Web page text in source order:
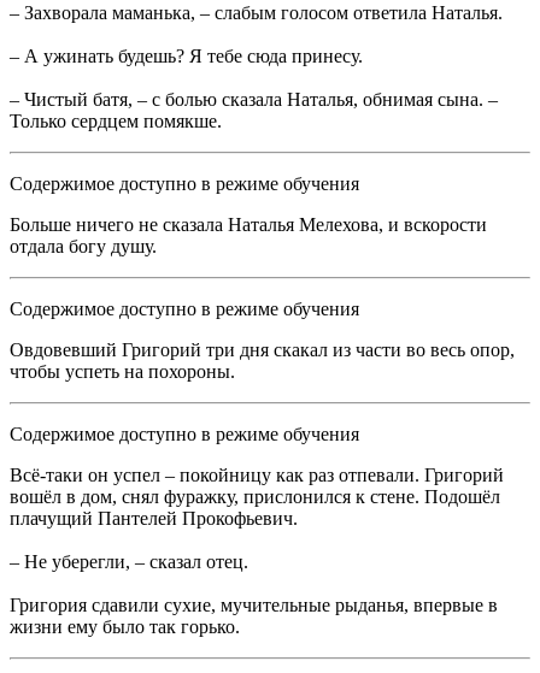
– Захворала маманька, – слабым голосом ответила Наталья.
– А ужинать будешь? Я тебе сюда принесу.
– Чистый батя, – с болью сказала Наталья, обнимая сына. –
Только сердцем помякше.
Содержимое доступно в режиме обучения
Больше ничего не сказала Наталья Мелехова, и вскорости
отдала богу душу.
Содержимое доступно в режиме обучения
Овдовевший Григорий три дня скакал из части во весь опор,
чтобы успеть на похороны.
Содержимое доступно в режиме обучения
Всё-таки он успел – покойницу как раз отпевали. Григорий
вошёл в дом, снял фуражку, прислонился к стене. Подошёл
плачущий Пантелей Прокофьевич.
– Не уберегли, – сказал отец.
Григория сдавили сухие, мучительные рыданья, впервые в
жизни ему было так горько.